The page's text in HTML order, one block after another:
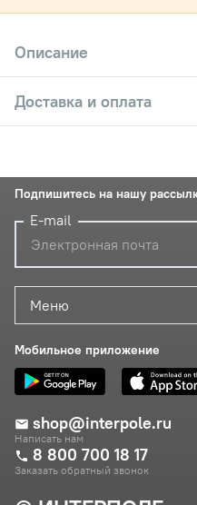
Описание
Доставка и оплата
Меню
Мобильное приложение
shop@interpole.ru
Написать нам
8 800 700 18 17
Заказать обратный звонок
Подпишитесь на нашу
E-mail